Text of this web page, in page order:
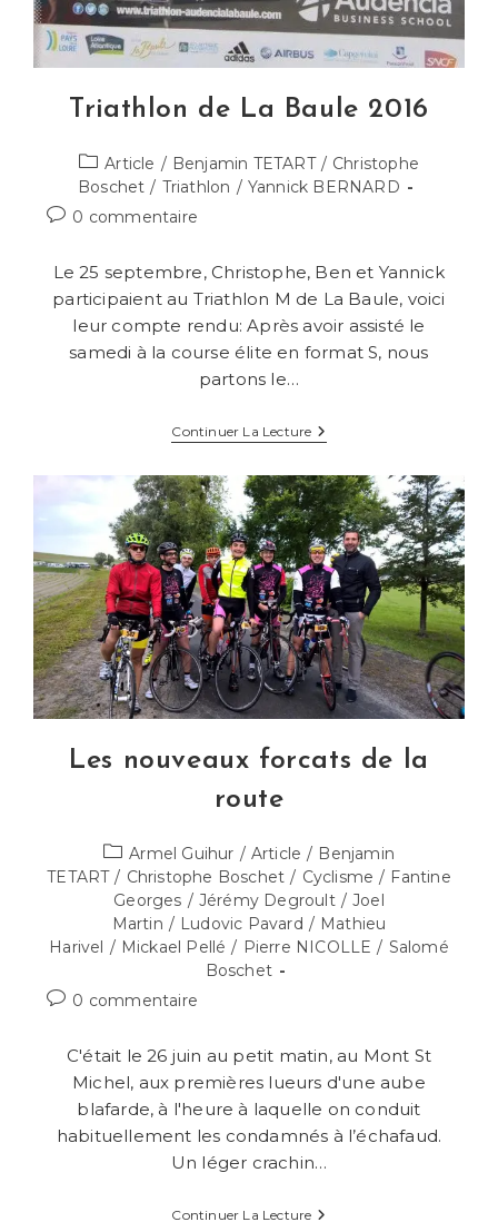
Triathlon de La Baule 2016
Post
category:
Article / Benjamin TETART / Christophe
Boschet / Triathlon / Yannick BERNARD
Commentaires
la
publication :
0 commentaire
Le 25 septembre, Christophe, Ben et Yannick
participaient au Triathlon M de La Baule, voici
leur compte rendu: Après avoir assisté le
samedi à la course élite en format S, nous
partons le…
Continuer La LectureTriathlon
De
Baule
2016
Les nouveaux forcats de la
route
Post
category:
Armel Guihur / Article / Benjamin
TETART / Christophe Boschet / Cyclisme / Fantine
Georges / Jérémy Degroult / Joel
Martin / Ludovic Pavard / Mathieu
Harivel / Mickael Pellé / Pierre NICOLLE / Salomé
Boschet
Commentaires
publication :
0 commentaire
C'était le 26 juin au petit matin, au Mont St
Michel, aux premières lueurs d'une aube
blafarde, à l'heure à laquelle on conduit
habituellement les condamnés à l’échafaud.
Un léger crachin…
Continuer La LectureLes